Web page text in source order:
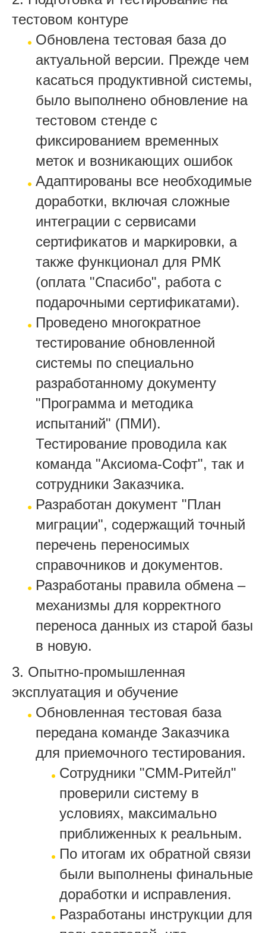
тестовом контуре
Обновлена тестовая база до
актуальной версии. Прежде чем
касаться продуктивной системы,
было выполнено обновление на
тестовом стенде с
фиксированием временных
меток и возникающих ошибок
Адаптированы все необходимые
доработки, включая сложные
интеграции с сервисами
сертификатов и маркировки, а
также функционал для РМК
(оплата "Спасибо", работа с
подарочными сертификатами).
Проведено многократное
тестирование обновленной
системы по специально
разработанному документу
"Программа и методика
испытаний" (ПМИ).
Тестирование проводила как
команда "Аксиома-Софт", так и
сотрудники Заказчика.
Разработан документ "План
миграции", содержащий точный
перечень переносимых
справочников и документов.
Разработаны правила обмена –
механизмы для корректного
переноса данных из старой базы
в новую.
3. Опытно-промышленная
эксплуатация и обучение
Обновленная тестовая база
передана команде Заказчика
для приемочного тестирования.
Сотрудники "СММ-Ритейл"
проверили систему в
условиях, максимально
приближенных к реальным.
По итогам их обратной связи
были выполнены финальные
доработки и исправления.
Разработаны инструкции для